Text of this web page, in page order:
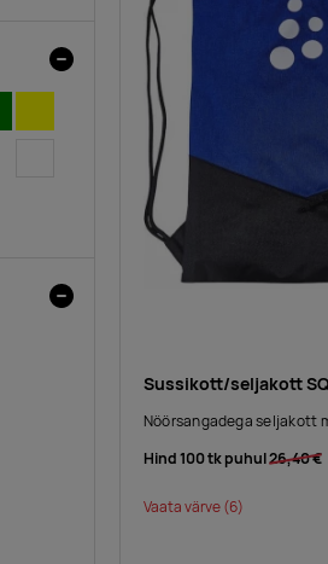
Sussikott/seljakott
Nöörsangadega seljakott
Hind 100 tk puhul26,40 €
Vaata värve(6)